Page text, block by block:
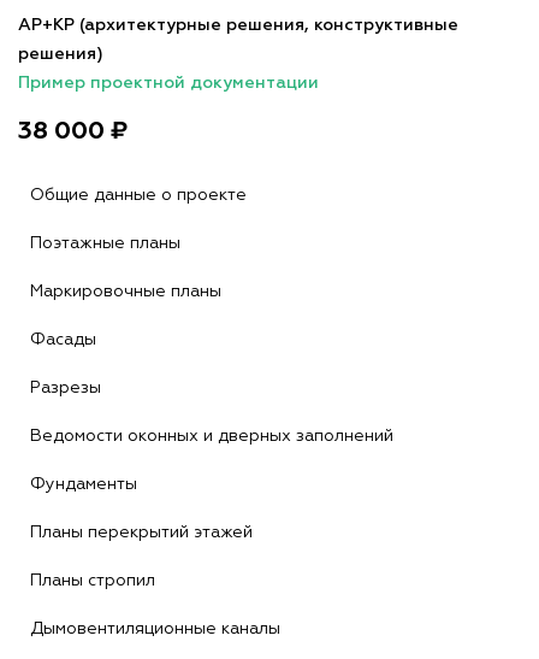
АР+КР (архитектурные решения, конструктивные
решения)
Пример проектной документации
38 000 ₽
Общие данные о проекте
Поэтажные планы
Маркировочные планы
Фасады
Разрезы
Ведомости оконных и дверных заполнений
Фундаменты
Планы перекрытий этажей
Планы стропил
Дымовентиляционные каналы